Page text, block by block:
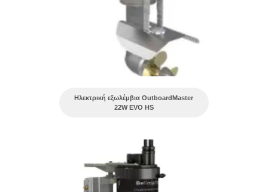
Ηλεκτρική εξωλέμβια OutboardMaster
22W EVO HS